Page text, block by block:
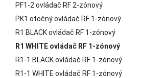
PF1-2 ovládač RF 2-zónový
PK1 otočný ovládač RF 1-zónový
R1 BLACK ovládač RF 1-zónový
R1 WHITE ovládač RF 1-zónový
R1-1 BLACK ovládač RF 1-zónový
R1-1 WHITE ovládač RF 1-zónový